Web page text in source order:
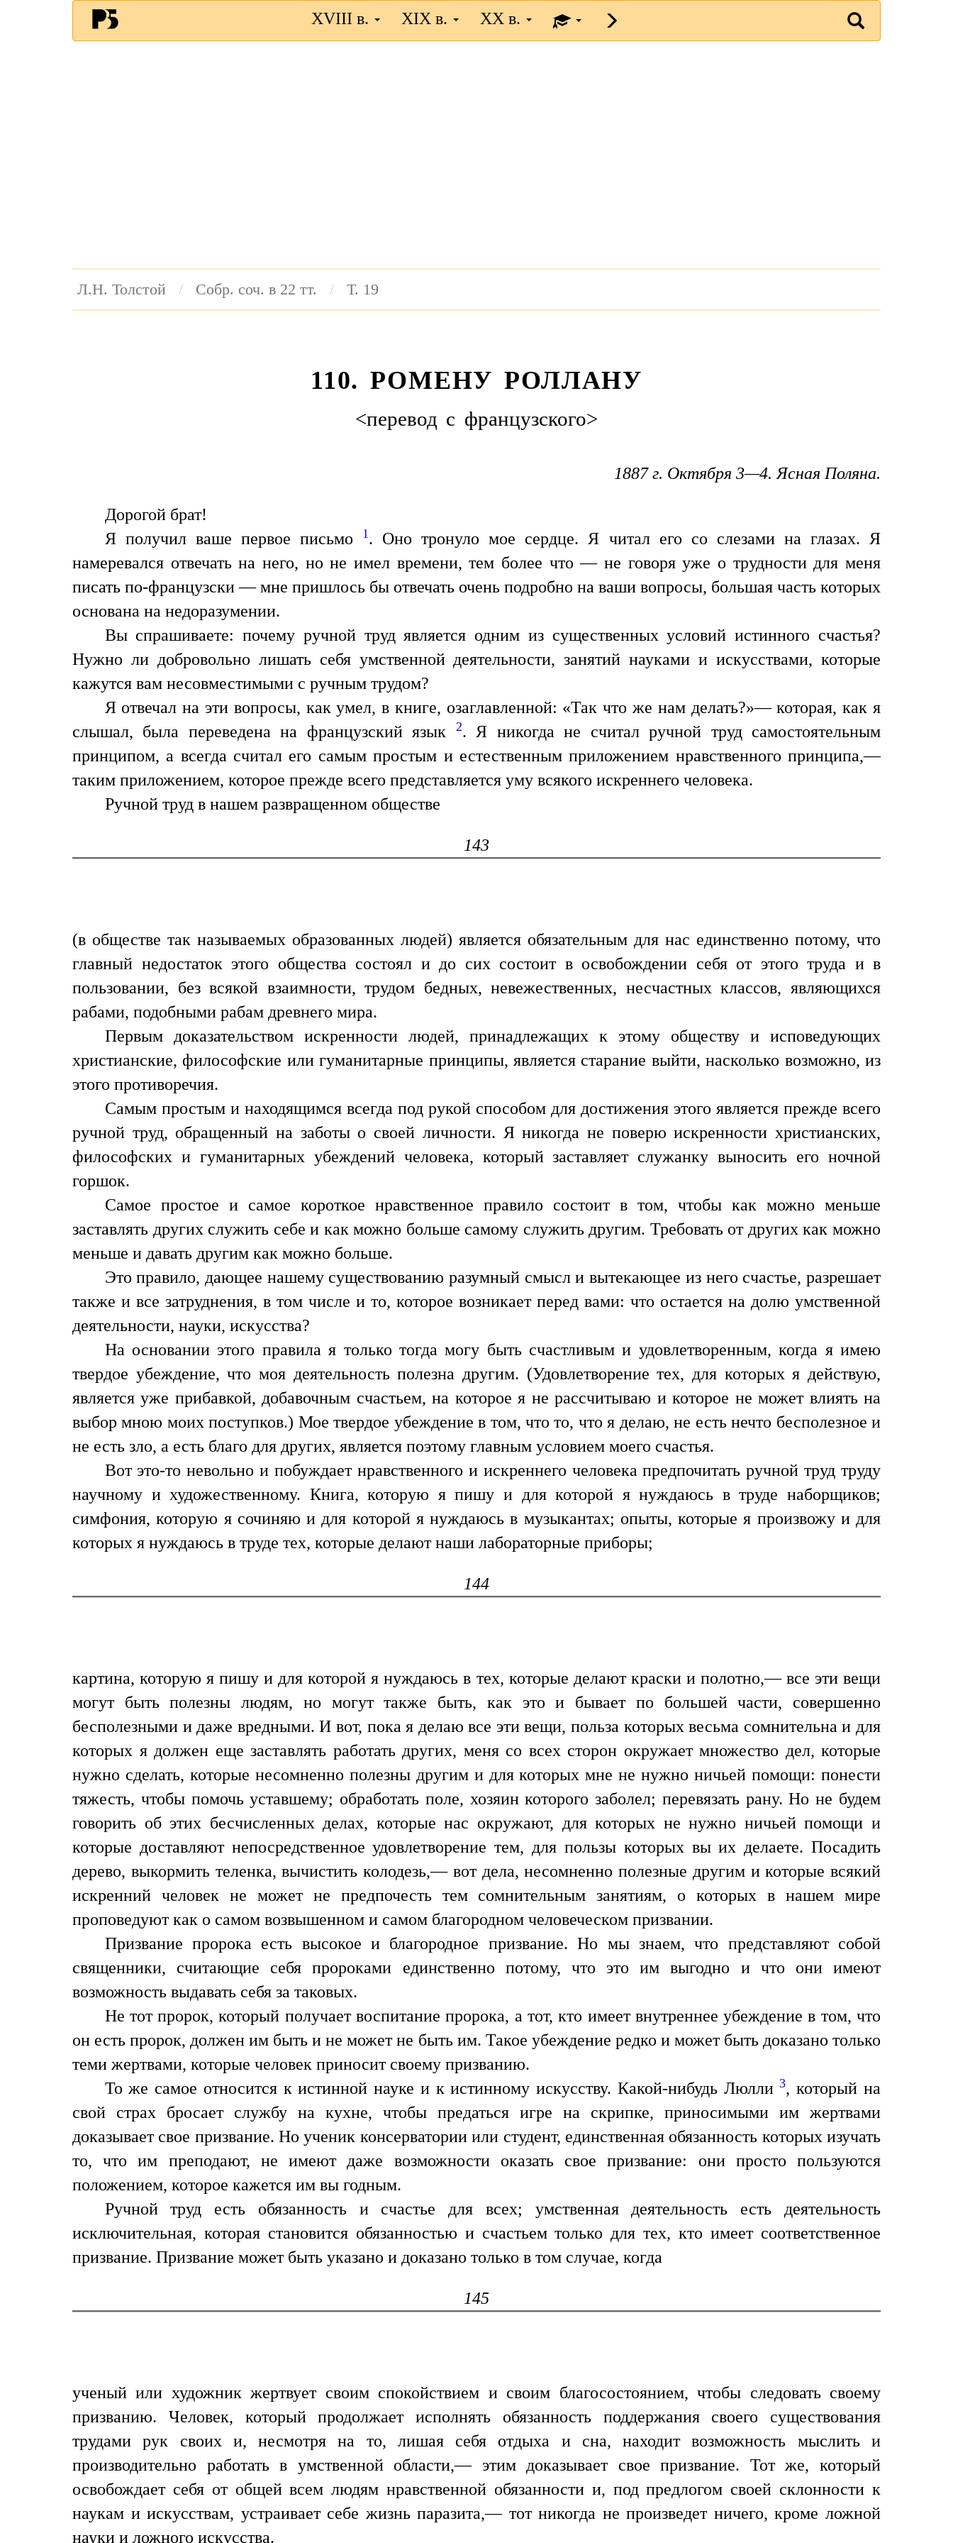
XVIII в. XIX в. XX в.
Л.Н. Толстой Собр. соч. в 22 тт. Т. 19
110. РОМЕНУ РОЛЛАНУ
<перевод с французского>
1887 г. Октября 3—4. Ясная Поляна.
Дорогой брат!
Я получил ваше первое письмо
1. Оно тронуло мое сердце. Я читал его со слезами на глазах. Я
намеревался отвечать на него, но не имел времени, тем более что — не говоря уже о трудности для меня
писать по-французски — мне пришлось бы отвечать очень подробно на ваши вопросы, большая часть которых
основана на недоразумении.
Вы спрашиваете: почему ручной труд является одним из существенных условий истинного счастья?
Нужно ли добровольно лишать себя умственной деятельности, занятий науками и искусствами, которые
кажутся вам несовместимыми с ручным трудом?
Я отвечал на эти вопросы, как умел, в книге, озаглавленной: «Так что же нам делать?»— которая, как я
слышал, была переведена на французский язык
2. Я никогда не считал ручной труд самостоятельным
принципом, а всегда считал его самым простым и естественным приложением нравственного принципа,—
таким приложением, которое прежде всего представляется уму всякого искреннего человека.
Ручной труд в нашем развращенном обществе
143
(в обществе так называемых образованных людей) является обязательным для нас единственно потому, что
главный недостаток этого общества состоял и до сих состоит в освобождении себя от этого труда и в
пользовании, без всякой взаимности, трудом бедных, невежественных, несчастных классов, являющихся
рабами, подобными рабам древнего мира.
Первым доказательством искренности людей, принадлежащих к этому обществу и исповедующих
христианские, философские или гуманитарные принципы, является старание выйти, насколько возможно, из
этого противоречия.
Самым простым и находящимся всегда под рукой способом для достижения этого является прежде всего
ручной труд, обращенный на заботы о своей личности. Я никогда не поверю искренности христианских,
философских и гуманитарных убеждений человека, который заставляет служанку выносить его ночной
горшок.
Самое простое и самое короткое нравственное правило состоит в том, чтобы как можно меньше
заставлять других служить себе и как можно больше самому служить другим. Требовать от других как можно
меньше и давать другим как можно больше.
Это правило, дающее нашему существованию разумный смысл и вытекающее из него счастье, разрешает
также и все затруднения, в том числе и то, которое возникает перед вами: что остается на долю умственной
деятельности, науки, искусства?
На основании этого правила я только тогда могу быть счастливым и удовлетворенным, когда я имею
твердое убеждение, что моя деятельность полезна другим. (Удовлетворение тех, для которых я действую,
является уже прибавкой, добавочным счастьем, на которое я не рассчитываю и которое не может влиять на
выбор мною моих поступков.) Мое твердое убеждение в том, что то, что я делаю, не есть нечто бесполезное и
не есть зло, а есть благо для других, является поэтому главным условием моего счастья.
Вот это-то невольно и побуждает нравственного и искреннего человека предпочитать ручной труд труду
научному и художественному. Книга, которую я пишу и для которой я нуждаюсь в труде наборщиков;
симфония, которую я сочиняю и для которой я нуждаюсь в музыкантах; опыты, которые я произвожу и для
которых я нуждаюсь в труде тех, которые делают наши лабораторные приборы;
144
картина, которую я пишу и для которой я нуждаюсь в тех, которые делают краски и полотно,— все эти вещи
могут быть полезны людям, но могут также быть, как это и бывает по большей части, совершенно
бесполезными и даже вредными. И вот, пока я делаю все эти вещи, польза которых весьма сомнительна и для
которых я должен еще заставлять работать других, меня со всех сторон окружает множество дел, которые
нужно сделать, которые несомненно полезны другим и для которых мне не нужно ничьей помощи: понести
тяжесть, чтобы помочь уставшему; обработать поле, хозяин которого заболел; перевязать рану. Но не будем
говорить об этих бесчисленных делах, которые нас окружают, для которых не нужно ничьей помощи и
которые доставляют непосредственное удовлетворение тем, для пользы которых вы их делаете. Посадить
дерево, выкормить теленка, вычистить колодезь,— вот дела, несомненно полезные другим и которые всякий
искренний человек не может не предпочесть тем сомнительным занятиям, о которых в нашем мире
проповедуют как о самом возвышенном и самом благородном человеческом призвании.
Призвание пророка есть высокое и благородное призвание. Но мы знаем, что представляют собой
священники, считающие себя пророками единственно потому, что это им выгодно и что они имеют
возможность выдавать себя за таковых.
Не тот пророк, который получает воспитание пророка, а тот, кто имеет внутреннее убеждение в том, что
он есть пророк, должен им быть и не может не быть им. Такое убеждение редко и может быть доказано только
теми жертвами, которые человек приносит своему призванию.
То же самое относится к истинной науке и к истинному искусству. Какой-нибудь Люлли3, который на
свой страх бросает службу на кухне, чтобы предаться игре на скрипке, приносимыми им жертвами
доказывает свое призвание. Но ученик консерватории или студент, единственная обязанность которых изучать
то, что им преподают, не имеют даже возможности оказать свое призвание: они просто пользуются
положением, которое кажется им вы годным.
Ручной труд есть обязанность и счастье для всех; умственная деятельность есть деятельность
исключительная, которая становится обязанностью и счастьем только для тех, кто имеет соответственное
призвание. Призвание может быть указано и доказано только в том случае, когда
145
ученый или художник жертвует своим спокойствием и своим благосостоянием, чтобы следовать своему
призванию. Человек, который продолжает исполнять обязанность поддержания своего существования
трудами рук своих и, несмотря на то, лишая себя отдыха и сна, находит возможность мыслить и
производительно работать в умственной области,— этим доказывает свое призвание. Тот же, который
освобождает себя от общей всем людям нравственной обязанности и, под предлогом своей склонности к
наукам и искусствам, устраивает себе жизнь паразита,— тот никогда не произведет ничего, кроме ложной
науки и ложного искусства.